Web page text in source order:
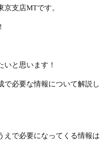
支店MTです。
いと思います！
で必要な情報について解説し
えで必要になってくる情報は